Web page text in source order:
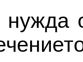
нужда